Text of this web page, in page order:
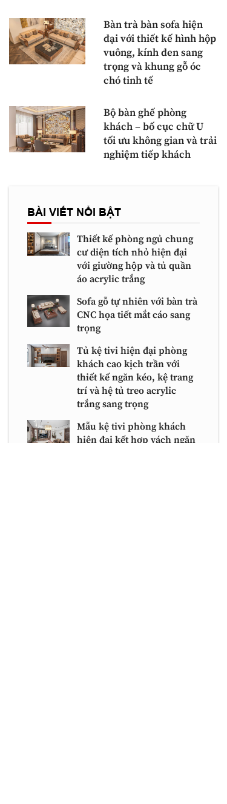
Bàn trà bàn sofa hiện
đại với thiết kế hình hộp
vuông, kính đen sang
trọng và khung gỗ óc
chó tinh tế
Bộ bàn ghế phòng
khách – bố cục chữ U
tối ưu không gian và trải
nghiệm tiếp khách
BÀI VIẾT NỔI BẬT
Thiết kế phòng ngủ chung
cư diện tích nhỏ hiện đại
với giường hộp và tủ quần
áo acrylic trắng
Sofa gỗ tự nhiên với bàn trà
CNC họa tiết mắt cáo sang
trọng
Tủ kệ tivi hiện đại phòng
khách cao kịch trần với
thiết kế ngăn kéo, kệ trang
trí và hệ tủ treo acrylic
trắng sang trọng
Mẫu kệ tivi phòng khách
hiện đại kết hợp vách ngăn